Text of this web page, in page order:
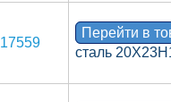
17559
Перейти в
сталь